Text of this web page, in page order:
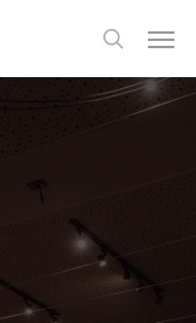
search